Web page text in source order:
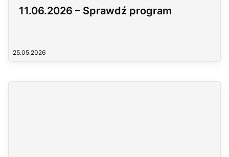
11.06.2026 – Sprawdź program
25.05.2026